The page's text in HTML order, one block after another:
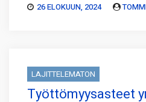
26 ELOKUUN, 2024
LAJITTELEMATON
Työttömyysasteet